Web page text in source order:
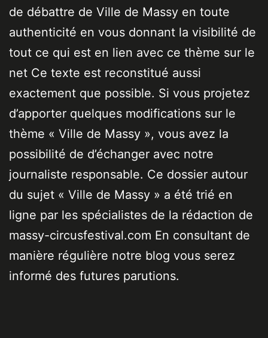
de débattre de Ville de Massy en toute
authenticité en vous donnant la visibilité de
tout ce qui est en lien avec ce thème sur le
net Ce texte est reconstitué aussi
exactement que possible. Si vous projetez
d’apporter quelques modifications sur le
thème « Ville de Massy », vous avez la
possibilité de d’échanger avec notre
journaliste responsable. Ce dossier autour
du sujet « Ville de Massy » a été trié en
ligne par les spécialistes de la rédaction de
massy-circusfestival.com En consultant de
manière régulière notre blog vous serez
informé des futures parutions.